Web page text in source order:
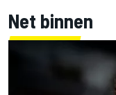
Net binnen